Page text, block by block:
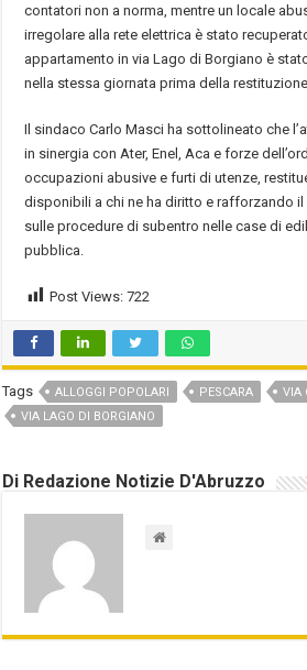
contatori non a norma, mentre un locale
irregolare alla rete elettrica è stato
appartamento in via Lago di Borgiano è
nella stessa giornata prima della restituzione
Il sindaco Carlo Masci ha sottolineato che
in sinergia con Ater, Enel, Aca e forze
occupazioni abusive e furti di utenze,
disponibili a chi ne ha diritto e rafforzando
sulle procedure di subentro nelle case di
pubblica.
Post Views: 722
Tags ALLOGGI POPOLARI PESCARA
VIA
VIA LAGO DI BORGIANO
Di Redazione Notizie D'Abruzzo